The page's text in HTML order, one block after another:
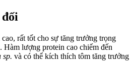
rất tốt cho sự tăng trưởng trọng
Hàm lượng protein cao chiếm đến
sp. và có thể kích thích tôm tăng trưởng